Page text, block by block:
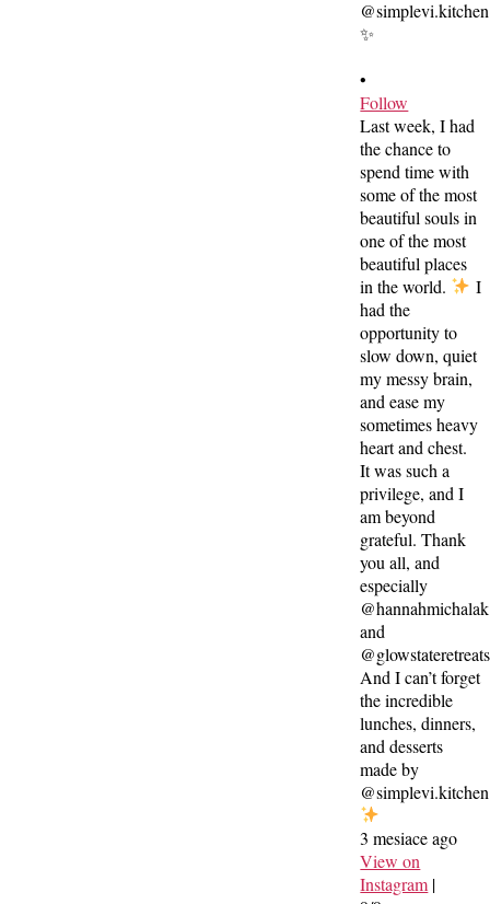
•
Follow
Last week, I had
the chance to
spend time with
some of the most
beautiful souls in
one of the most
beautiful places
in the world.
I
had the
opportunity to
slow down, quiet
my messy brain,
and ease my
sometimes heavy
heart and chest.
It was such a
privilege, and I
am beyond
grateful. Thank
you all, and
especially
@hannahmichalak
and
@glowstateretreats
And I can’t forget
the incredible
lunches, dinners,
and desserts
made by
@simplevi.kitchen
3 mesiace ago
View on
Instagram |